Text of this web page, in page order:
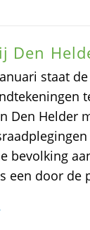
Den
staat
Den Helder
bevolking
een door de